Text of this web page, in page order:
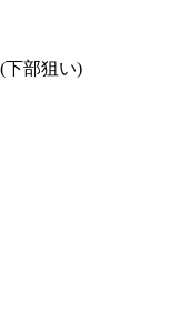
(下部狙い)